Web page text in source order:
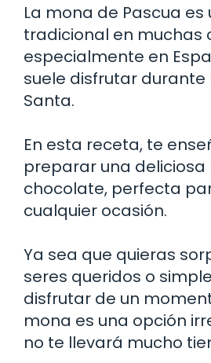
La mona de Pascua es
tradicional en muchas
especialmente en
suele disfrutar durante
Santa.
En esta receta, te
preparar una deliciosa
chocolate, perfecta
cualquier ocasión.
Ya sea que quieras
seres queridos o
disfrutar de un
mona es una opción
no te llevará mucho